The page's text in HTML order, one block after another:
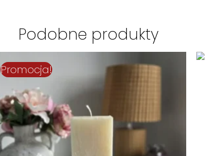
Podobne produkty
Promocja!